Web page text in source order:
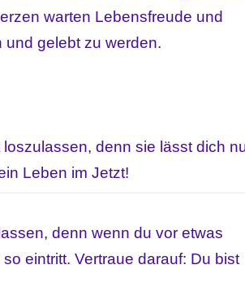
warten Lebensfreude und
gelebt zu werden.
denn sie lässt dich
Leben im Jetzt!
denn wenn du vor etwas
eintritt. Vertraue darauf: Du bist